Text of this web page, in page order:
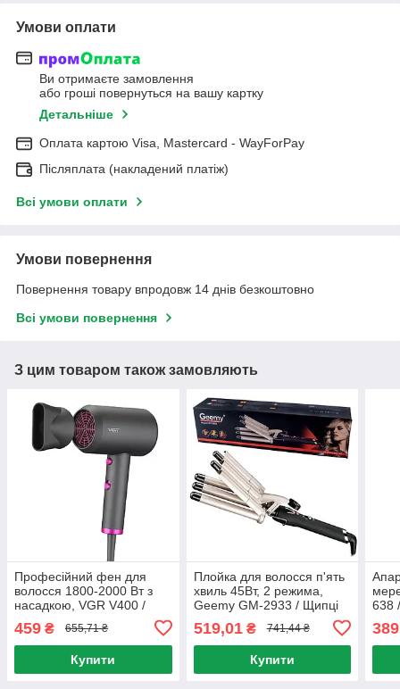
Умови оплати
Ви отримаєте замовлення
або гроші повернуться на вашу картку
Детальніше
Оплата картою Visa, Mastercard - WayForPay
Післяплата (накладений платіж)
Всі умови оплати
Умови повернення
Повернення товару впродовж 14 днів безкоштовно
Всі умови повернення
З цим товаром також замовляють
Професійний фен для
волосся 1800-2000 Вт з
насадкою, VGR V400 /
укладання волосся
459 ₴ 655,71 ₴
Купити
Плойка для волосся п'ять
хвиль 45Вт, 2 режима,
Geemy GM-2933 / Щипці
регулюванням
температури
519,01₴ 741,44 ₴
Купити
638
389